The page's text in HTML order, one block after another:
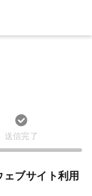
送信完了
ブサイト利用